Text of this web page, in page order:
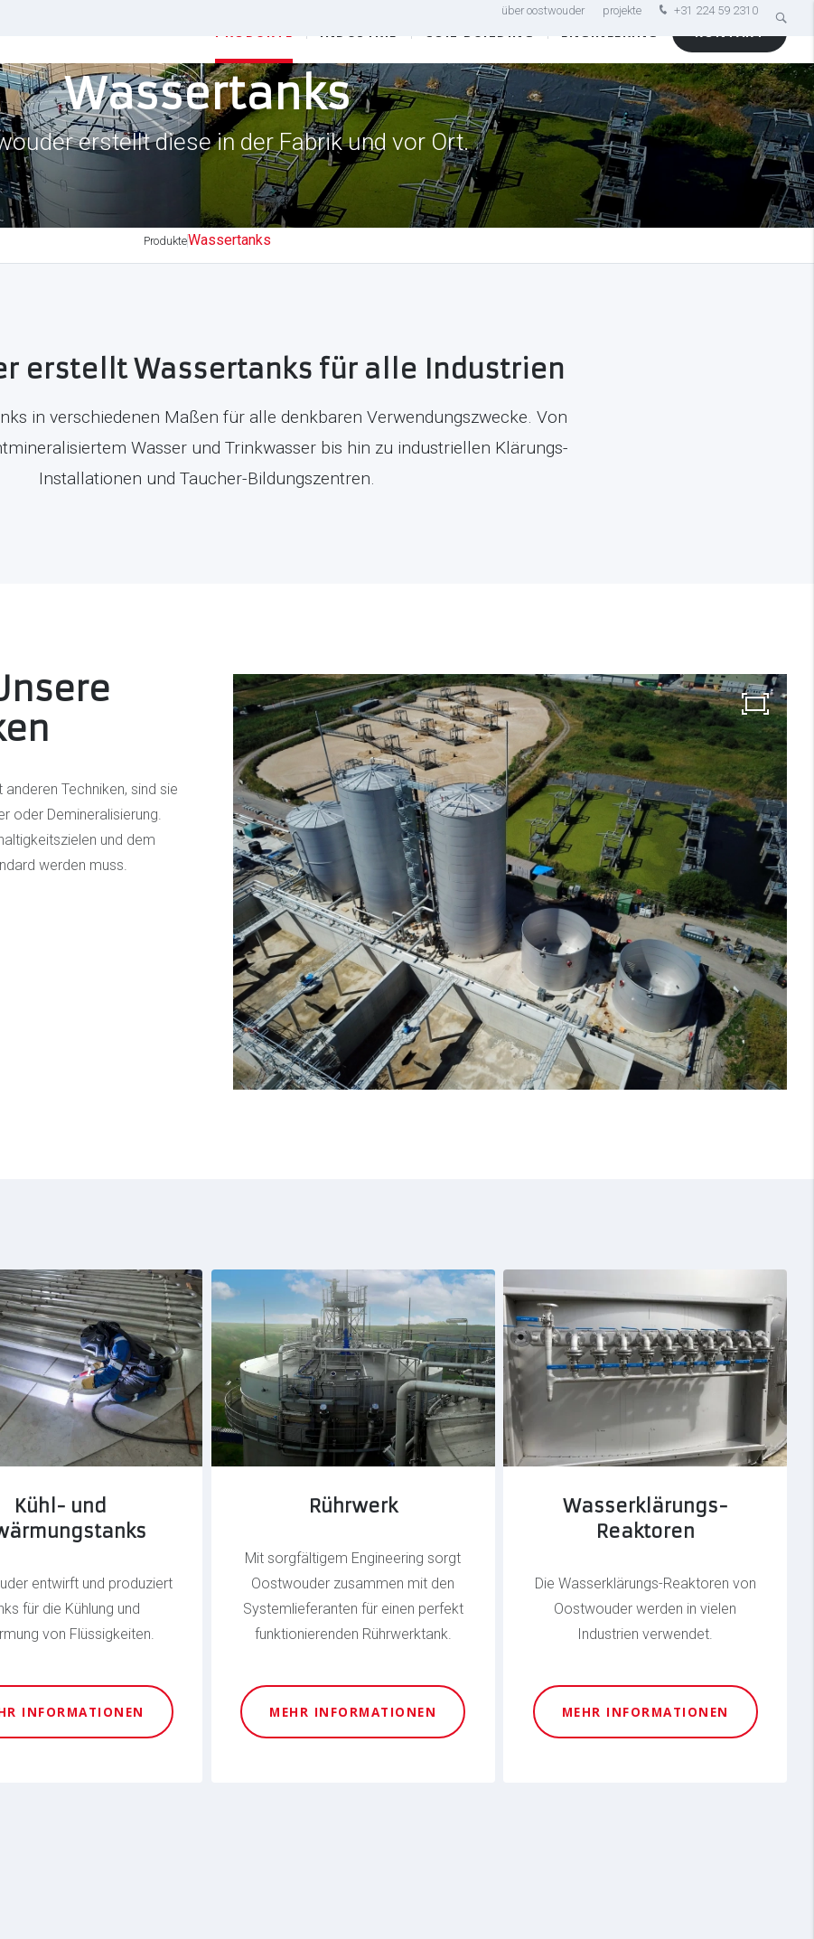
+31 224 59 2310
über oostwouder projekte
Wassertanks
erstellt diese in der Fabrik und vor Ort.
ProdukteWassertanks
erstellt Wassertanks für alle Industrien
in verschiedenen Maßen für alle denkbaren Verwendungszwecke. Von
Wasser und Trinkwasser bis hin zu industriellen Klärungs-
Installationen und Taucher-Bildungszentren.
Techniken, sind sie
oder Demineralisierung.
und dem
werden muss.
Kühl- und
entwirft und produziert
für die Kühlung und
von Flüssigkeiten.
INFORMATIONEN
Rührwerk
Mit sorgfältigem Engineering sorgt
Oostwouder zusammen mit den
Systemlieferanten für einen perfekt
funktionierenden Rührwerktank.
MEHR INFORMATIONEN
Wasserklärungs-
Reaktoren
Die Wasserklärungs-Reaktoren von
Oostwouder werden in vielen
Industrien verwendet.
MEHR INFORMATIONEN